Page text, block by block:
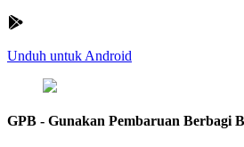
Unduh untuk Android
GPB - Gunakan Pembaruan Berbagi